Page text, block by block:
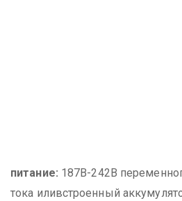
питание: 187В-242В
тока иливстроенный